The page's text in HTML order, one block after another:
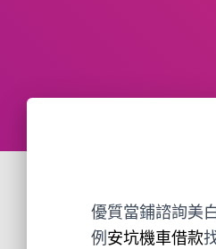
優質當鋪諮詢美
例 安坑機車借款